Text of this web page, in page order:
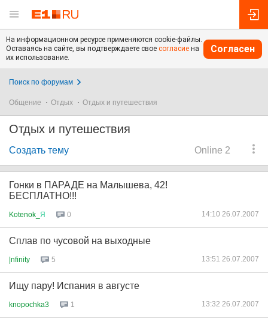
На информационном ресурсе применяются cookie-файлы.
Оставаясь на сайте, вы подтверждаете свое согласие на
их использование.
Согласен
Поиск по форумам
Общение Отдых Отдых и путешествия
Отдых и путешествия
Online 2
Создать тему
Гонки в ПАРАДЕ на Малышева, 42!
БЕСПЛАТНО!!!
Kotenok_ Я 0 14:10 26.07.2007
Сплав по чусовой на выходные
|nfinity 5 13:51 26.07.2007
Ищу пару! Испания в августе
knopochka3 1 13:32 26.07.2007